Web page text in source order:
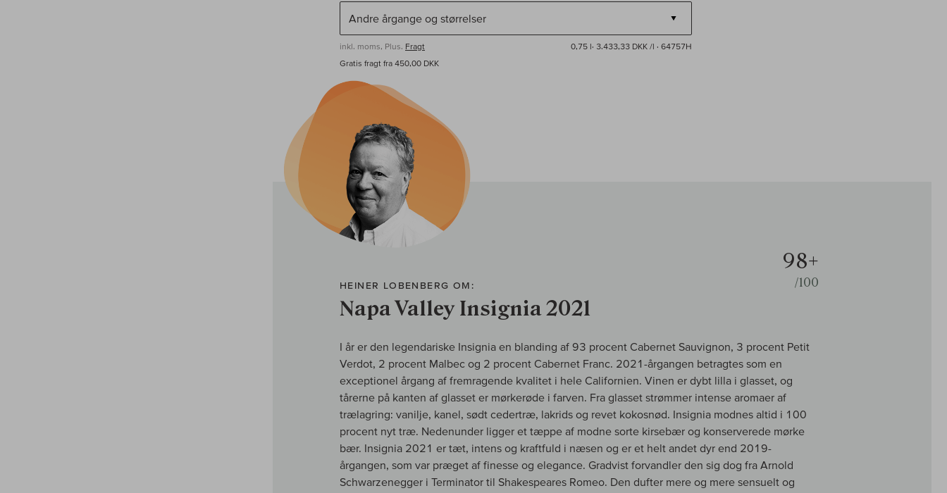
inkl. moms, Plus. Fragt 0,75 l· 3.433,33 DKK /l · 64757H
Gratis fragt fra 450,00 DKK
HEINER LOBENBERG OM:
Napa Valley Insignia 2021
98+
/100
I år er den legendariske Insignia en blanding af 93 procent Cabernet Sauvignon, 3 procent Petit
Verdot, 2 procent Malbec og 2 procent Cabernet Franc. 2021-årgangen betragtes som en
exceptionel årgang af fremragende kvalitet i hele Californien. Vinen er dybt lilla i glasset, og
tårerne på kanten af glasset er mørkerøde i farven. Fra glasset strømmer intense aromaer af
trælagring: vanilje, kanel, sødt cedertræ, lakrids og revet kokosnød. Insignia modnes altid i 100
procent nyt træ. Nedenunder ligger et tæppe af modne sorte kirsebær og konserverede mørke
bær. Insignia 2021 er tæt, intens og kraftfuld i næsen og er et helt andet dyr end 2019-
årgangen, som var præget af finesse og elegance. Gradvist forvandler den sig dog fra Arnold
Schwarzenegger i Terminator til Shakespeares Romeo. Den dufter mere og mere sensuelt og